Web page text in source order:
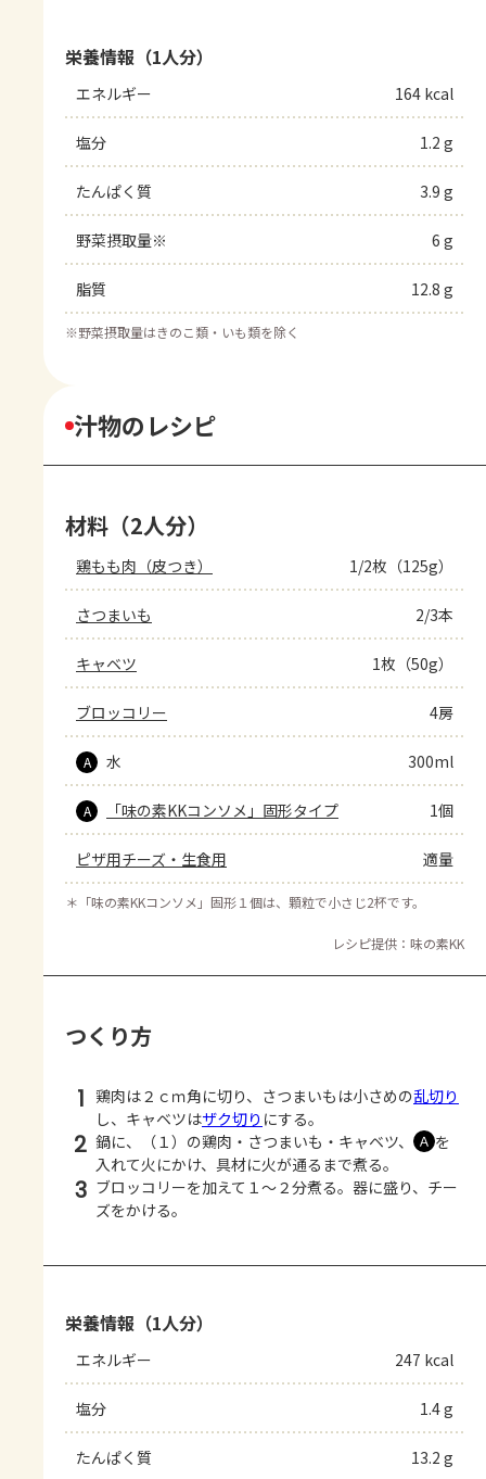
栄養情報（1人分）
エネルギー 164 kcal
塩分 1.2 g
たんぱく質 3.9 g
野菜摂取量※ 6 g
脂質 12.8 g
※野菜摂取量はきのこ類・いも類を除く
汁物のレシピ
材料（2人分）
鶏もも肉（皮つき） 1/2枚（125g）
さつまいも 2/3本
キャベツ 1枚（50g）
ブロッコリー 4房
A 水 300ml
A 「味の素KKコンソメ」固形タイプ 1個
ピザ用チーズ・生食用 適量
＊ 「味の素KKコンソメ」固形１個は、顆粒で小さじ2杯です。
レシピ提供：味の素KK
つくり方
1 鶏肉は２ｃｍ角に切り、さつまいもは小さめの乱切り
し、キャベツはザク切り にする。
2 鍋に、（１）の鶏肉・さつまいも・キャベツ、 Ａ を
入れて火にかけ、具材に火が通るまで煮る。
3 ブロッコリーを加えて１～２分煮る。器に盛り、チー
ズをかける。
栄養情報（1人分）
エネルギー 247 kcal
塩分 1.4 g
たんぱく質 13.2 g